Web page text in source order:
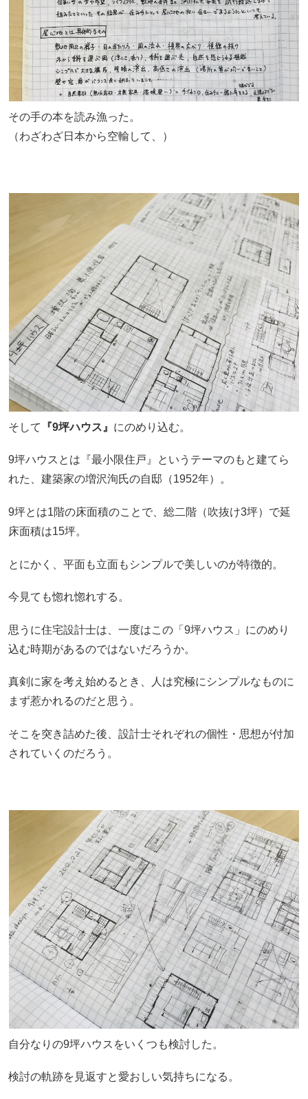
その手の本を読み漁った。
（わざわざ日本から空輸して、）
そして 『9坪ハウス』 にのめり込む。
9坪ハウスとは『最小限住戸』というテーマのもと建てら
れた、建築家の増沢洵氏の自邸（1952年）。
9坪とは1階の床面積のことで、総二階（吹抜け3坪）で延
床面積は15坪。
とにかく、平面も立面もシンプルで美しいのが特徴的。
今見ても惚れ惚れする。
思うに住宅設計士は、一度はこの「9坪ハウス」にのめり
込む時期があるのではないだろうか。
真剣に家を考え始めるとき、人は究極にシンプルなものに
まず惹かれるのだと思う。
そこを突き詰めた後、設計士それぞれの個性・思想が付加
されていくのだろう。
自分なりの9坪ハウスをいくつも検討した。
検討の軌跡を見返すと愛おしい気持ちになる。